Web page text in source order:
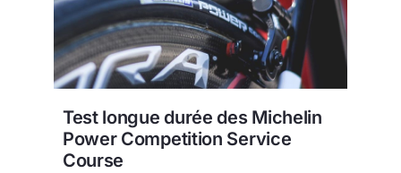
Test longue durée des Michelin
Power Competition Service
Course